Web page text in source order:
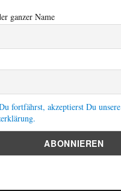
ganzer Name
fortfährst, akzeptierst Du unsere